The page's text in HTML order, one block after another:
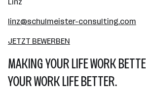
linz@schulmeister-consulting.com
JETZT BEWERBEN
MAKING YOUR LIFE WORK
YOUR WORK LIFE BETTER.